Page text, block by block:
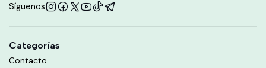
Síguenos
Categorías
Contacto